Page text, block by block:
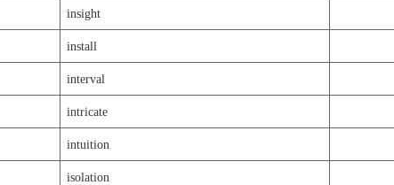
insight
install
interval
intricate
intuition
isolation